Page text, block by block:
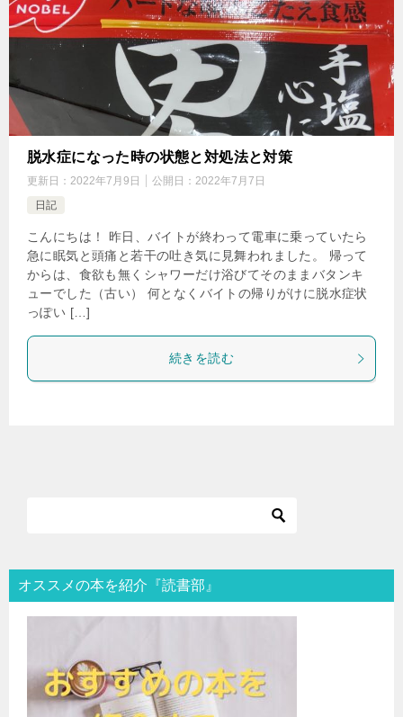
脱水症になった時の状態と対処法と対策
更新日： 2022年7月9日 公開日： 2022年7月7日
日記
こんにちは！ 昨日、バイトが終わって電車に乗っていたら
急に眠気と頭痛と若干の吐き気に見舞われました。 帰って
からは、食欲も無くシャワーだけ浴びてそのままバタンキ
ューでした（古い） 何となくバイトの帰りがけに脱水症状
っぽい […]
続きを読む
オススメの本を紹介『読書部』